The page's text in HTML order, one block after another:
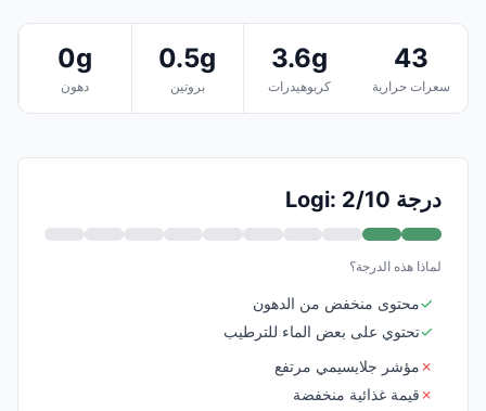
43
سعرات حرارية
3.6g
كربوهيدرات
0.5g
بروتين
0g
دهون
درجة Logi: 2/10
لماذا هذه الدرجة؟
✓محتوى منخفض من الدهون
✓تحتوي على بعض الماء للترطيب
✗ مؤشر جلايسيمي مرتفع
✗ قيمة غذائية منخفضة